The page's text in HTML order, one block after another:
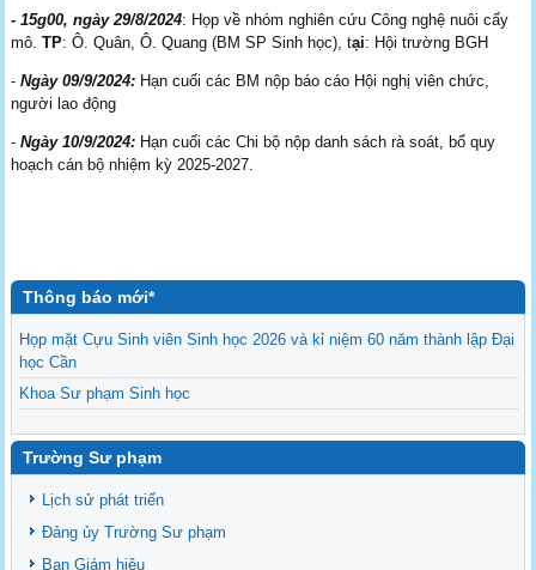
-15g00, ngày 29/8/2024: Họp về nhóm nghiên cứu Công nghệ nuôi cấy
mô.TP: Ô. Quân, Ô. Quang (BM SP Sinh học), tại: Hội trường BGH
-Ngày 09/9/2024: Hạn cuối các BM nộp báo cáo Hội nghị viên chức,
người lao động
-Ngày 10/9/2024: Hạn cuối các Chi bộ nộp danh sách rà soát, bổ quy
hoạch cán bộ nhiệm kỳ 2025-2027.
Thông báo mới*
Họp mặt Cựu Sinh viên Sinh học 2026 và kỉ niệm 60 năm thành lập Đại
học Cần
Khoa Sư phạm Sinh học
Mời họp mặt Cựu Sinh viên Bộ môn Sư phạm Sinh học 2024
Trường Sư phạm
Lịch sử phát triển
Đảng ủy Trường Sư phạm
Ban Giám hiệu